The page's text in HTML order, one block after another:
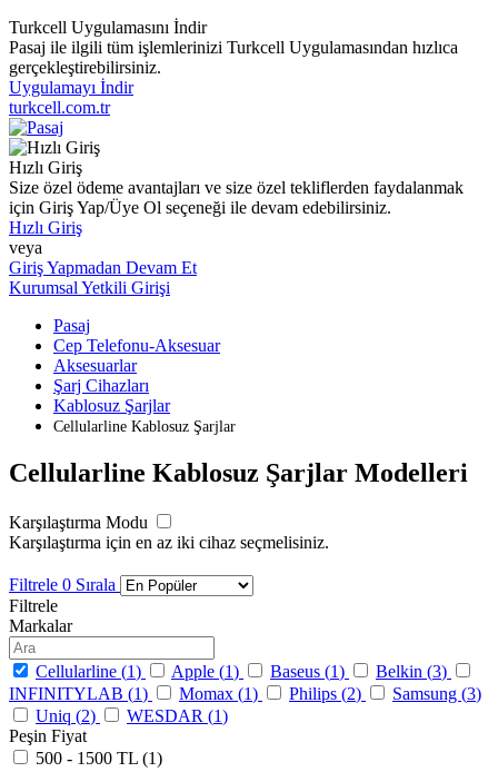
Turkcell Uygulamasını İndir
Pasaj ile ilgili tüm işlemlerinizi Turkcell Uygulamasından hızlıca
gerçekleştirebilirsiniz.
Uygulamayı İndir
turkcell.com.tr
Hızlı Giriş
Size özel ödeme avantajları ve size özel tekliflerden faydalanmak
için Giriş Yap/Üye Ol seçeneği ile devam edebilirsiniz.
Hızlı Giriş
veya
Giriş Yapmadan Devam Et
Kurumsal Yetkili Girişi
Pasaj
Cep Telefonu-Aksesuar
Aksesuarlar
Şarj Cihazları
Kablosuz Şarjlar
Cellularline Kablosuz Şarjlar
Cellularline Kablosuz Şarjlar Modelleri
Karşılaştırma Modu
Karşılaştırma için en az iki cihaz seçmelisiniz.
Filtrele 0 Sırala
Filtrele
Markalar
Cellularline (1) Apple (1) Baseus (1) Belkin (3)
INFINITYLAB (1) Momax (1) Philips (2) Samsung (3)
Uniq (2) WESDAR (1)
Peşin Fiyat
500 - 1500 TL (1)